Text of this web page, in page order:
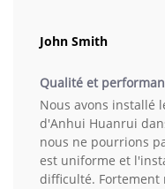
John Smith
Qualité et
Nous avons installé
d'Anhui Huanrui
nous ne pourrions
est uniforme et
difficulté. Fortement